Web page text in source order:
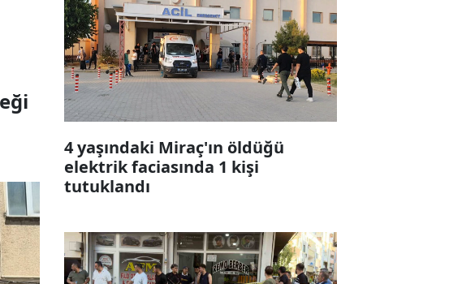
4 yaşındaki Miraç'ın öldüğü
elektrik faciasında 1 kişi
tutuklandı